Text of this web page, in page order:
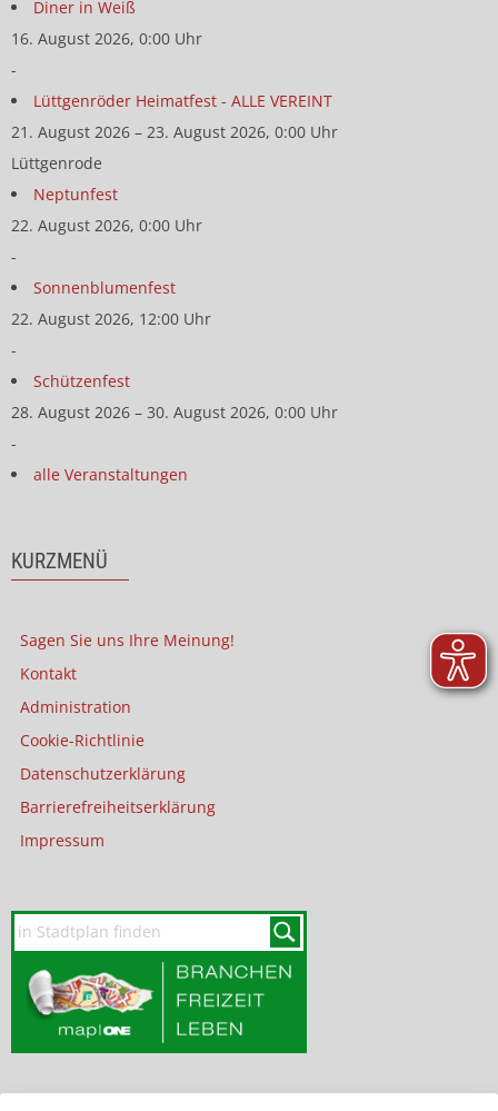
Diner in Weiß
16. August 2026, 0:00 Uhr
-
Lüttgenröder Heimatfest - ALLE VEREINT
21. August 2026 – 23. August 2026, 0:00 Uhr
Lüttgenrode
Neptunfest
22. August 2026, 0:00 Uhr
-
Sonnenblumenfest
22. August 2026, 12:00 Uhr
-
Schützenfest
28. August 2026 – 30. August 2026, 0:00 Uhr
-
alle Veranstaltungen
KURZMENÜ
Sagen Sie uns Ihre Meinung!
Kontakt
Administration
Cookie-Richtlinie
Datenschutzerklärung
Barrierefreiheitserklärung
Impressum